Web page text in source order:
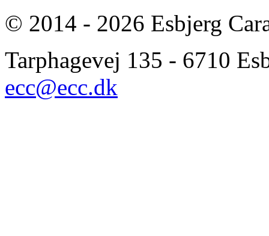
© 2014 - 2026 Esbjerg
Tarphagevej 135 - 6710
ecc@ecc.dk